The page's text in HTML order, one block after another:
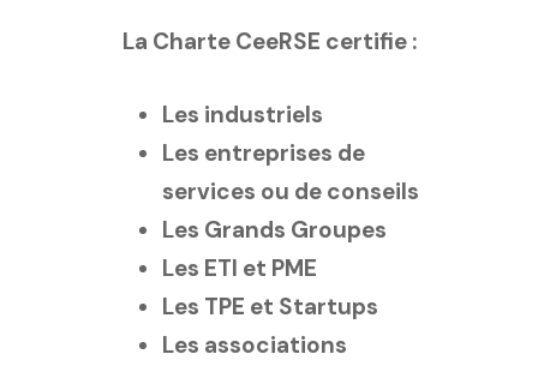
La Charte CeeRSE certifie :
Les industriels
Les entreprises de
services ou de conseils
Les Grands Groupes
Les ETI et PME
Les TPE et Startups
Les associations